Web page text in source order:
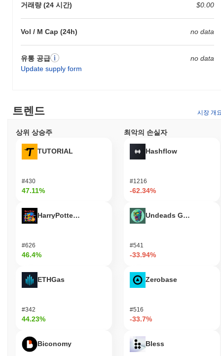
거래량 (24 시간) $0.00
Vol / M Cap (24h) no data
유통 공급
Update supply form
no data
트렌드 시장 개
상위 상승주
TUTORIAL
#430
47.11%
HarryPotterObamaSonic10Inu (ETH)
#626
46.4%
ETHGas
#342
44.23%
Biconomy
최악의 손실자
Hashflow
#1216
-62.34%
Undeads Games
#541
-33.94%
Zerobase
#516
-33.7%
Bless